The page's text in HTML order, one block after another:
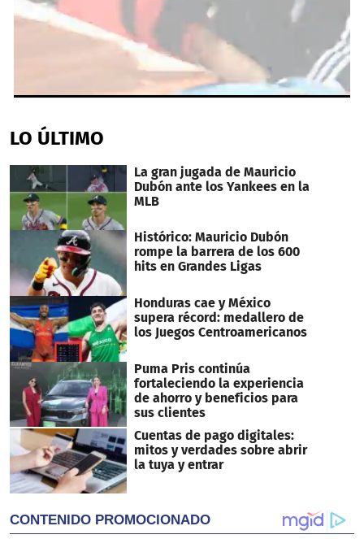
of
32
LO ÚLTIMO
La gran jugada de Mauricio
Dubón ante los Yankees en la
MLB
Histórico: Mauricio Dubón
rompe la barrera de los 600
hits en Grandes Ligas
Honduras cae y México
supera récord: medallero de
los Juegos Centroamericanos
Puma Pris continúa
fortaleciendo la experiencia
de ahorro y beneficios para
sus clientes
Cuentas de pago digitales:
mitos y verdades sobre abrir
la tuya y entrar